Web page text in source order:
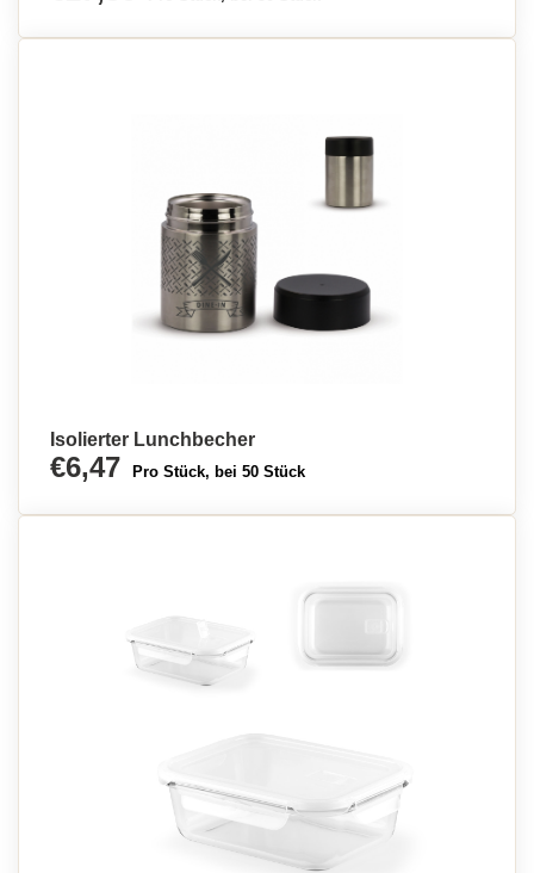
Isolierter Lunchbecher
€6,47 Pro Stück, bei 50 Stück